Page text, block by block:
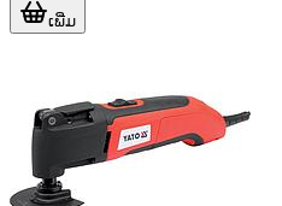
ເພີ່ມ